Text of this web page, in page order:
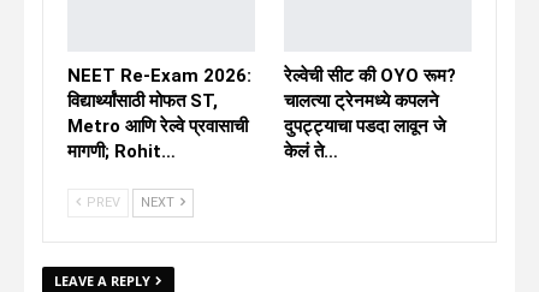
NEET Re-Exam 2026:
विद्यार्थ्यांसाठी मोफत ST,
Metro आणि रेल्वे प्रवासाची
मागणी; Rohit…
रेल्वेची सीट की OYO रूम?
चालत्या ट्रेनमध्ये कपलने
दुपट्ट्याचा पडदा लावून जे
केलं ते…
PREV NEXT
LEAVE A REPLY